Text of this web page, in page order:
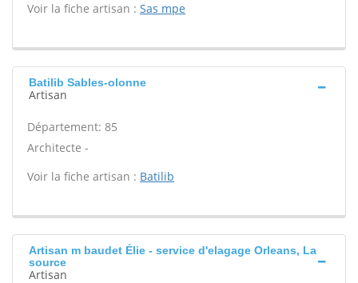
Voir la fiche artisan : Sas mpe
Batilib Sables-olonne
Artisan
Département: 85
Architecte -
Voir la fiche artisan : Batilib
Artisan m baudet Élie - service d'elagage Orleans, La
source
Artisan